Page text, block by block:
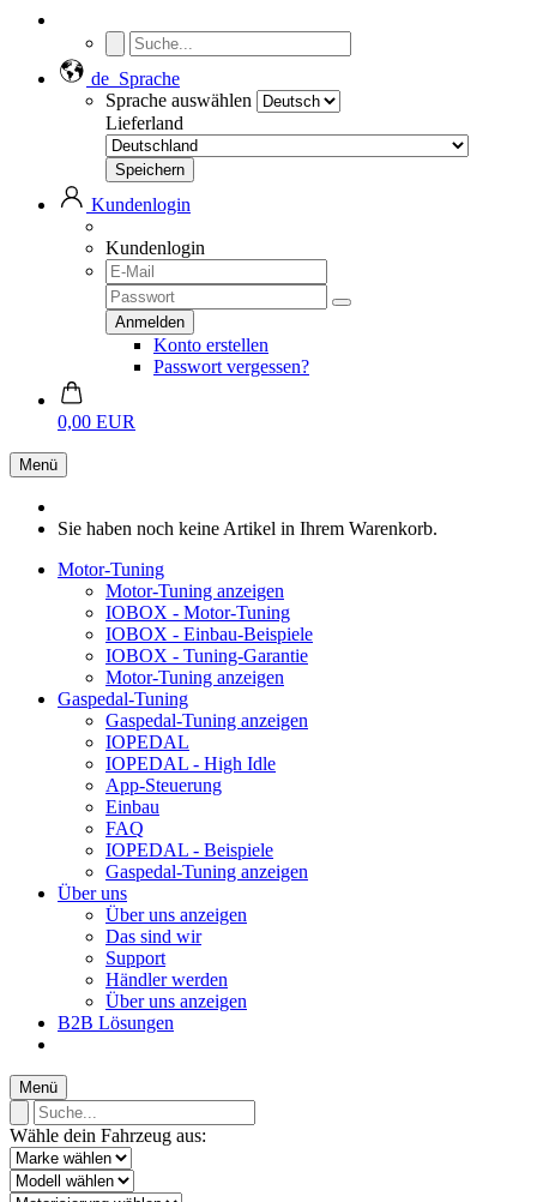
de Sprache
Sprache auswählen
Lieferland
Kundenlogin
Kundenlogin
Konto erstellen
Passwort vergessen?
0,00 EUR
Menü
Sie haben noch keine Artikel in Ihrem Warenkorb.
Motor-Tuning
Motor-Tuning anzeigen
IOBOX - Motor-Tuning
IOBOX - Einbau-Beispiele
IOBOX - Tuning-Garantie
Motor-Tuning anzeigen
Gaspedal-Tuning
Gaspedal-Tuning anzeigen
IOPEDAL
IOPEDAL - High Idle
App-Steuerung
Einbau
FAQ
IOPEDAL - Beispiele
Gaspedal-Tuning anzeigen
Über uns
Über uns anzeigen
Das sind wir
Support
Händler werden
Über uns anzeigen
B2B Lösungen
Menü
Wähle dein Fahrzeug aus: